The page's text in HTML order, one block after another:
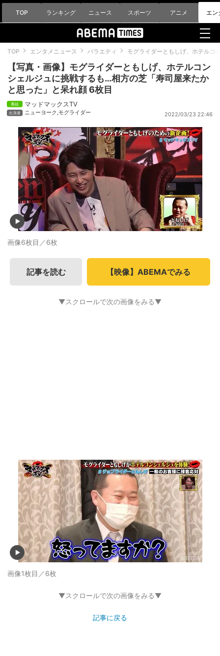
TOP ランキング ニュース スポーツ アニメ エン
TOP エンタメニュース バラエティ モグライダーともしげ、ホテルコ
【写真・画像】モグライダーともしげ、ホテルコン
シェルジュに挑戦するも…相方の芝「寿司屋来たか
と思った」と呆れ顔 6枚目
マッドマックスTV
ニューヨーク ,モグライダー 2022/03/23 22:46
画像6枚目／6枚
記事を読む 【映像】ABEMAでみる
▼スクロールで次の画像をみる▼
画像1枚目／6枚
▼スクロールで次の画像をみる▼
記事に戻る